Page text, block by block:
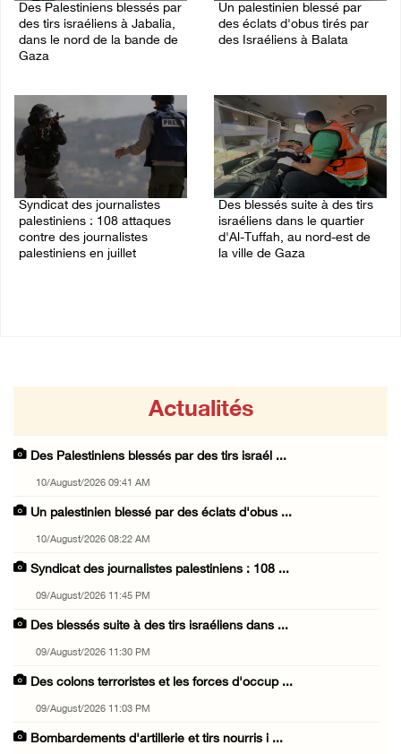
Des Palestiniens blessés par
des tirs israéliens à Jabalia,
dans le nord de la bande de
Gaza
Un palestinien blessé par
des éclats d'obus tirés par
des Israéliens à Balata
Syndicat des journalistes
palestiniens : 108 attaques
contre des journalistes
palestiniens en juillet
Des blessés suite à des tirs
israéliens dans le quartier
d'Al-Tuffah, au nord-est de
la ville de Gaza
Actualités
Des Palestiniens blessés par des tirs israél ...
10/August/2026 09:41 AM
Un palestinien blessé par des éclats d'obus ...
10/August/2026 08:22 AM
Syndicat des journalistes palestiniens : 108 ...
09/August/2026 11:45 PM
Des blessés suite à des tirs israéliens dans ...
09/August/2026 11:30 PM
Des colons terroristes et les forces d'occup ...
09/August/2026 11:03 PM
Bombardements d'artillerie et tirs nourris i ...